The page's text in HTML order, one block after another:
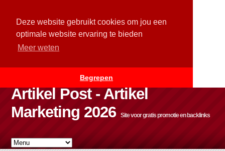
Deze website gebruikt cookies om jou een
optimale website ervaring te bieden
Meer weten
Begrepen
Artikel Post - Artikel
Marketing 2026
Site voor gratis promotie en backlinks